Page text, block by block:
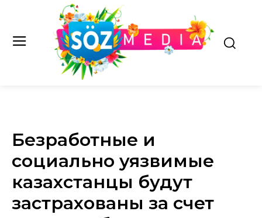
Безработные и
социально уязвимые
казахстанцы будут
застрахованы за счет